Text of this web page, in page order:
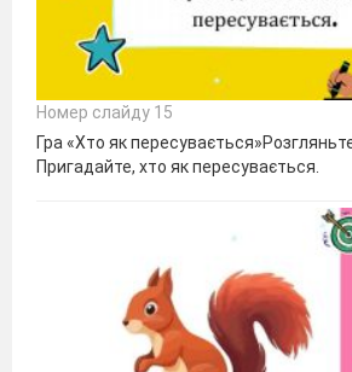
Номер слайду 15
Гра «Хто як
Пригадайте, хто як пересувається.